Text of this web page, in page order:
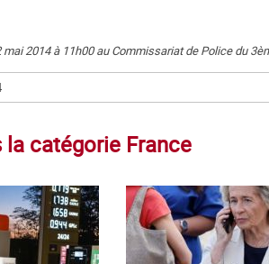
2014 à 11h00 au Commissariat de Police du
catégorie France